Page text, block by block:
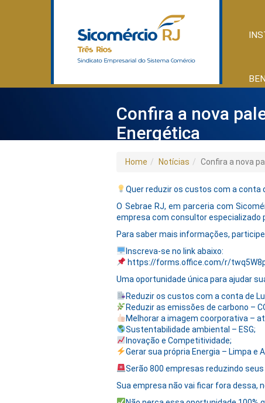
Confira a nova
Energética
Home Notícias Confira a nova
Quer reduzir os custos com a conta
O Sebrae RJ, em parceria com
empresa com consultor especializado
Para saber mais informações,
Inscreva-se no link abaixo:
https://forms.office.com/r/
Uma oportunidade única para ajudar
Reduzir os custos com a conta de
Reduzir as emissões de carbono –
Melhorar a imagem coorporativa –
Sustentabilidade ambiental – ESG;
Inovação e Competitividade;
Gerar sua própria Energia – Limpa e
Serão 800 empresas reduzindo
Sua empresa não vai ficar fora dessa,